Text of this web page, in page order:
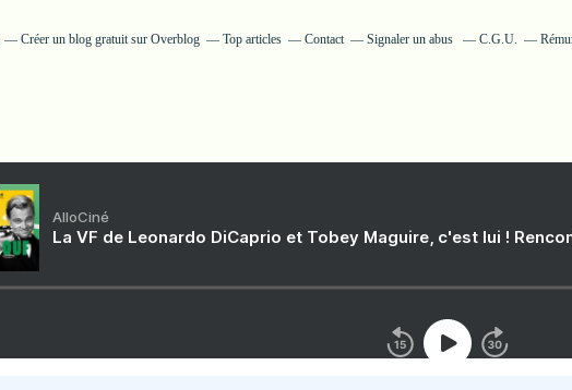
Créer un blog gratuit sur Overblog Top articles Contact Signaler un abus C.G.U.
AlloCiné
La VF de Leonardo DiCaprio et Tobey Maguire, c'est lui !